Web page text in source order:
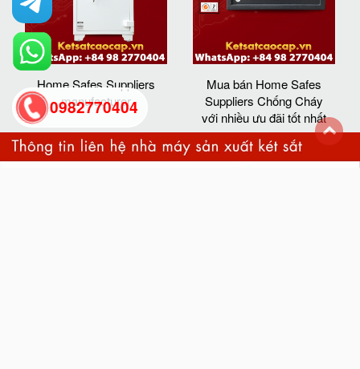
Home Safes Suppliers
manufacturer
Mua bán Home Safes
Suppliers Chống Cháy
với nhiều ưu đãi tốt nhất
0982770404
back